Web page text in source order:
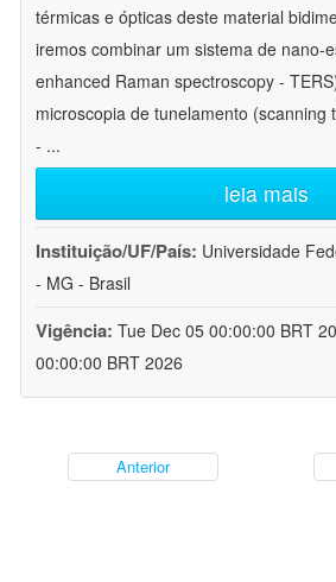
térmicas e ópticas deste material
iremos combinar um sistema de nano-
enhanced Raman spectroscopy -
microscopia de tunelamento (scanning
- ...
leia mais
Instituição/UF/País: Universidade
- MG - Brasil
Vigência: Tue Dec 05 00:00:00 BRT
00:00:00 BRT 2026
Anterior